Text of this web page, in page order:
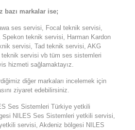
bazı markalar ise;
ses servisi, Focal teknik servisi,
teknik servisi, Harman Kardon
servisi, Tad teknik servisi, AKG
servisi vb tüm ses sistemleri
hizmeti sağlamaktayız.
diğer markaları incelemek için
ziyaret edebilirsiniz.
Ses Sistemleri Türkiye yetkili
NILES Ses Sistemleri yetkili servisi,
servisi, Akdeniz bölgesi NILES